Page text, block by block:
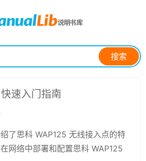
搜索
速入门指南
了思科 WAP125 无线接入点的特
网络中部署和配置思科 WAP125